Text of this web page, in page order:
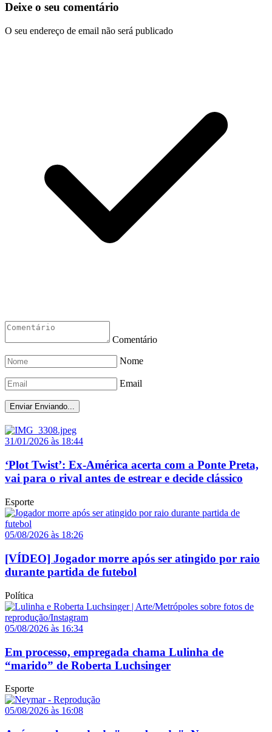
Deixe o seu comentário
O seu endereço de email não será publicado
Comentário
Nome
Email
Enviar Enviando...
31/01/2026 às 18:44
‘Plot Twist’: Ex-América acerta com a Ponte Preta,
vai para o rival antes de estrear e decide clássico
Esporte
05/08/2026 às 18:26
[VÍDEO] Jogador morre após ser atingido por raio
durante partida de futebol
Política
05/08/2026 às 16:34
Em processo, empregada chama Lulinha de
“marido” de Roberta Luchsinger
Esporte
05/08/2026 às 16:08